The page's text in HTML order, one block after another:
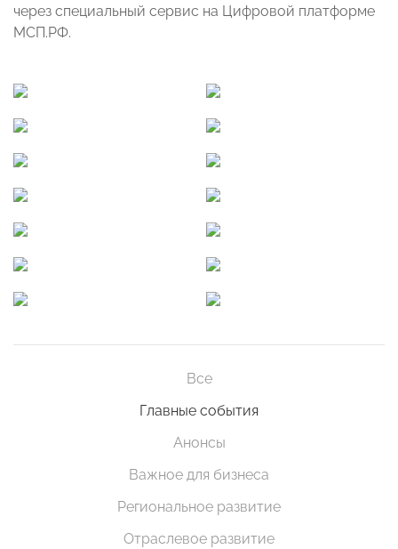
через специальный сервис на Цифровой платформе
МСП.РФ.
Все
Главные события
Анонсы
Важное для бизнеса
Региональное развитие
Отраслевое развитие